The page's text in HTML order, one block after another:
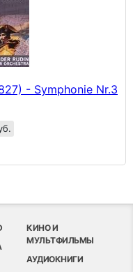
- Symphonie Nr.3
КИНО И
МУЛЬТФИЛЬМЫ
АУДИОКНИГИ